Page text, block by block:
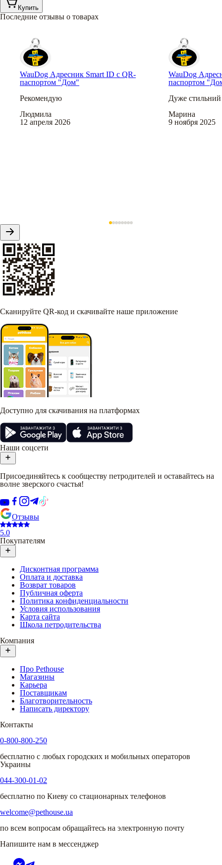
Купить
Последние отзывы о товарах
WauDog Адресник Smart ID с QR-
паспортом "Дом"
Рекомендую
Людмила
12 апреля 2026
WauDog
паспортом
Дуже стильний
Марина
9 ноября 2025
Сканируйте QR-код и скачивайте наше приложение
Доступно для скачивания на платформах
Наши соцсети
Присоединяйтесь к сообществу петродителей и оставайтесь на
волне зверского счастья!
Отзывы
5.0
Покупателям
Дисконтная программа
Оплата и доставка
Возврат товаров
Публичная оферта
Политика конфиденциальности
Условия использования
Карта сайта
Школа петродительства
Компания
Про Pethouse
Магазины
Карьера
Поставщикам
Благотворительность
Написать директору
Контакты
0-800-800-250
бесплатно с любых городских и мобильных операторов
Украины
044-300-01-02
бесплатно по Киеву со стационарных телефонов
welcome@pethouse.ua
по всем вопросам обращайтесь на электронную почту
Напишите нам в мессенджер